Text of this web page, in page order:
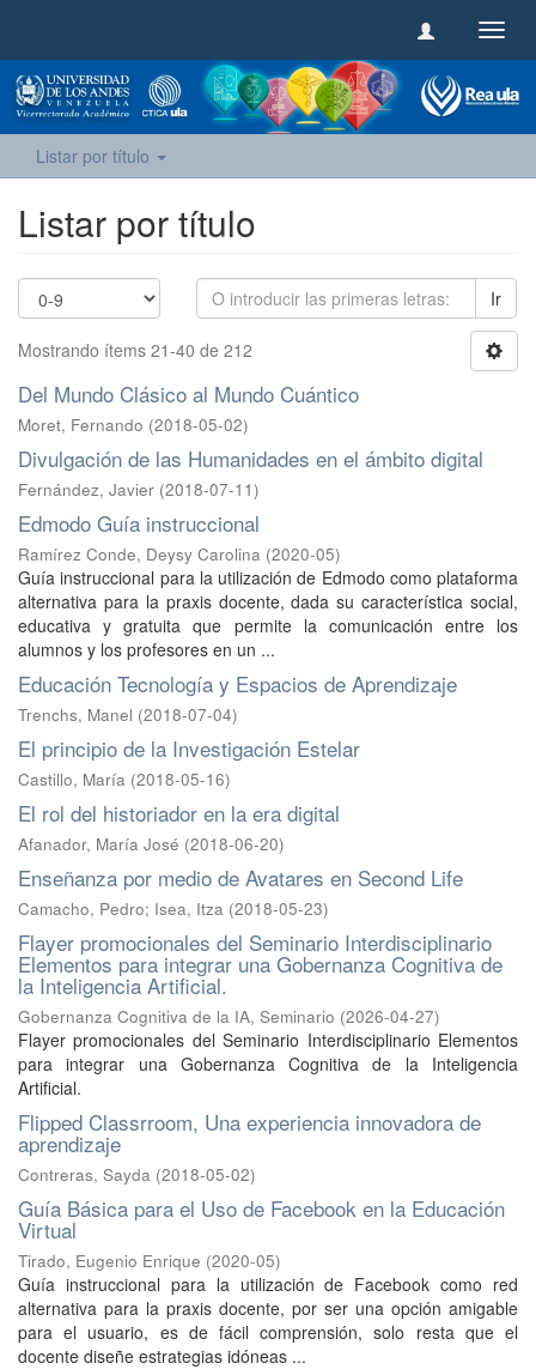
Listar por título
Listar por título
Ir
Mostrando ítems 21-40 de 212
Del Mundo Clásico al Mundo Cuántico
Moret, Fernando (2018-05-02)
Divulgación de las Humanidades en el ámbito digital
Fernández, Javier (2018-07-11)
Edmodo Guía instruccional
Ramírez Conde, Deysy Carolina (2020-05)
Guía instruccional para la utilización de Edmodo como plataforma
alternativa para la praxis docente, dada su característica social,
educativa y gratuita que permite la comunicación entre los
alumnos y los profesores en un ...
Educación Tecnología y Espacios de Aprendizaje
Trenchs, Manel (2018-07-04)
El principio de la Investigación Estelar
Castillo, María (2018-05-16)
El rol del historiador en la era digital
Afanador, María José (2018-06-20)
Enseñanza por medio de Avatares en Second Life
Camacho, Pedro; Isea, Itza (2018-05-23)
Flayer promocionales del Seminario Interdisciplinario
Elementos para integrar una Gobernanza Cognitiva de
la Inteligencia Artificial.
Gobernanza Cognitiva de la IA, Seminario (2026-04-27)
Flayer promocionales del Seminario Interdisciplinario Elementos
para integrar una Gobernanza Cognitiva de la Inteligencia
Artificial.
Flipped Classrroom, Una experiencia innovadora de
aprendizaje
Contreras, Sayda (2018-05-02)
Guía Básica para el Uso de Facebook en la Educación
Virtual
Tirado, Eugenio Enrique (2020-05)
Guía instruccional para la utilización de Facebook como red
alternativa para la praxis docente, por ser una opción amigable
para el usuario, es de fácil comprensión, solo resta que el
docente diseñe estrategias idóneas ...